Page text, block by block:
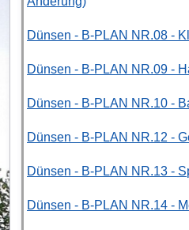
Dünsen - B-PLAN NR.08 -
Dünsen - B-PLAN NR.09 -
Dünsen - B-PLAN NR.10 -
Dünsen - B-PLAN NR.12 -
Dünsen - B-PLAN NR.13 -
Dünsen - B-PLAN NR.14 -